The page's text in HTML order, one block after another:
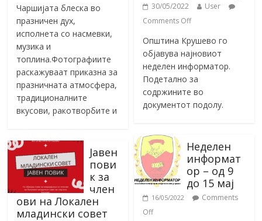
Чаршијата блеска во
празничен дух,
исполнета со насмевки,
музика и
топлина.Фотографиите
раскажуваат приказна за
празничната атмосфера,
традиционалните
вкусови, ракотворбите и
Јавен
пови
к за
член
ови на Локален
младински совет
30/05/2022
User
Comments Off
Општина Крушево го
објавува најновиот
неделен информатор.
Подетално за
содржините во
документот подолу.
Неделен
информат
ор – од 9
до 15 мај
16/05/2022
Comments
Off